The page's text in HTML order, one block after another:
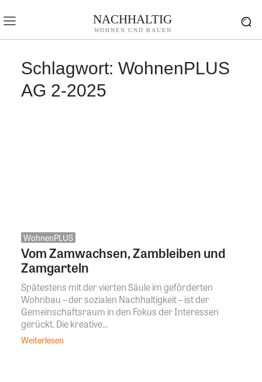
NACHHALTIG
WOHNEN UND BAUEN
Schlagwort: WohnenPLUS
AG 2-2025
WohnenPLUS
Vom Zamwachsen, Zambleiben und
Zamgarteln
Spätestens mit der vierten Säule im geförderten
Wohnbau – der sozialen Nachhaltigkeit – ist der
Gemeinschaftsraum in den Fokus der Interessen
gerückt. Die kreative...
Weiterlesen